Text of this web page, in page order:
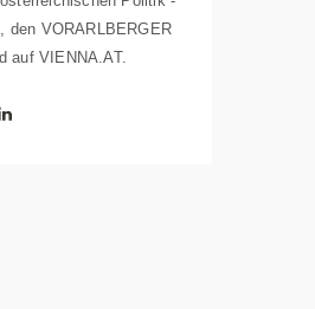
den VORARLBERGER
auf VIENNA.AT.